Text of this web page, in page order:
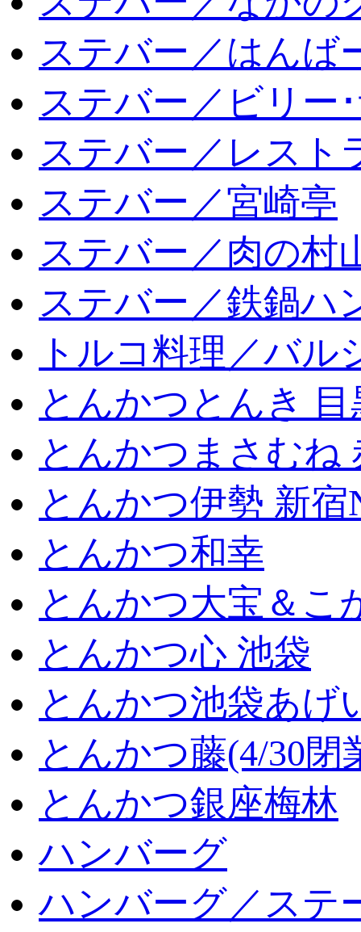
ステバー／はんば
ステバー／ビリー
ステバー／レスト
ステバー／宮崎亭
ステバー／肉の村
ステバー／鉄鍋ハ
トルコ料理／バル
とんかつとんき
とんかつまさむね
とんかつ伊勢 新宿
とんかつ和幸
とんかつ大宝＆こ
とんかつ心 池袋
とんかつ池袋あげ
とんかつ藤(4/30閉
とんかつ銀座梅林
ハンバーグ
ハンバーグ／ステ